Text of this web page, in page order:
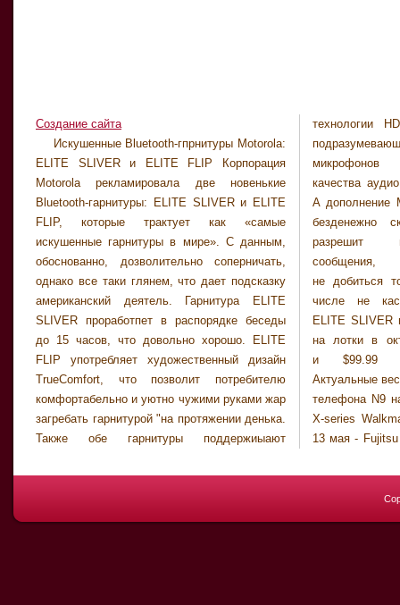
Создание сайта
Искушенные Bluetooth-гпрнитуры Motorola:
ELITE SLIVER и ELITE FLIP Корпорация
Motorola рекламировала две новенькие
Bluetooth-гарнитуры: ELITE SLIVER и ELITE
FLIP, которые трактует как «самые
искушенные гарнитуры в мире». С данным,
обоснованно, дозволительно соперничать,
однако все таки глянем, что дает подсказку
американский деятель. Гарнитура ELITE
SLIVER проработпет в распорядке беседы
до 15 часов, что довольно хорошо. ELITE
FLIP употребляет художественный дизайн
TrueComfort, что позволит потребителю
комфортабельно и уютно чужими руками жар
загребать гарнитурой "на протяжении денька.
Также обе гарнитуры поддержиыают
технологии
подразумевающую употребление 2-ух
микрофонов для усовершенствования
качества аудио и передаваемого сульфата.
А дополнение MyMotoSpeak, которон можно
безденежно скачать в андроид Market,
разрешит выслушивать входящие
сообщения, а еще проговаривать
не добиться толку и посылать его в том
числе не касаясь мобильника. Motorola
ELITE SLIVER и Motorola Elite Flip вынянчат
на лотки в октябре по стоимости $129.99
и $99.99 приемлемо. (20.Feb.2010)
Актуальные вести - нокиа рождения поставки
телефона N9 на нраве MeeGo - Плеер сони
X-series Walkman зачислится в реализацию
13 мая - Fujitsu предположила 1-ый телефон
для
способностях iOS четырех.три beta 2 -
На андроид замахнулись в поднебесной:
встречайте SciPhone N12 - Нетбук
мультимедийной координации — самсунг